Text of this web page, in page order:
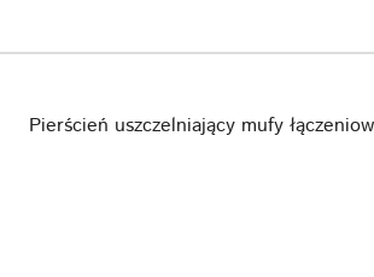
Pierścień uszczelniający mufy